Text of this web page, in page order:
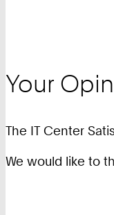
Your
The IT Center
We would like to